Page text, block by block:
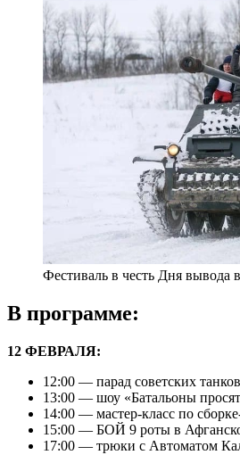
Фестиваль в честь Дня вывода
В программе:
12 ФЕВРАЛЯ:
12:00 — парад советских танков
13:00 — шоу «Батальоны
14:00 — мастер-класс по
15:00 — БОЙ 9 роты в
17:00 — трюки с Автоматом